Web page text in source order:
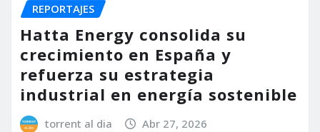
REPORTAJES
Hatta Energy consolida su
crecimiento en España y
refuerza su estrategia
industrial en energía sostenible
torrent al dia Abr 27, 2026